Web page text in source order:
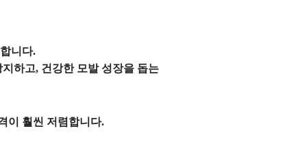
니다.
하고, 건강한 모발 성장을 돕는
이 훨씬 저렴합니다.